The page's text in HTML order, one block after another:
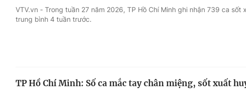
VTV.vn - Trong tuần 27 năm 2026, TP Hồ Chí Minh ghi nhận 739 ca
trung bình 4 tuần trước.
TP Hồ Chí Minh: Số ca mắc tay chân miệng, sốt xuất